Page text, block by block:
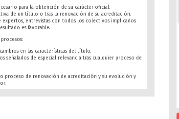
para la obtención de su carácter oficial.
de un título o tras la renovación de su acreditación.
expertos, entrevistas con todos los colectivos implicados
es favorable.
en las características del título.
señalados de especial relevancia tras cualquier proceso de
proceso de renovación de acreditación y su evolución y